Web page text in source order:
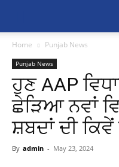
Home Punjab News
Punjab News
ਹੁਣ AAP
ਛੇੜਿਆ ਨਵਾਂ
ਸ਼ਬਦਾਂ ਦੀ
By admin - May 23, 2024